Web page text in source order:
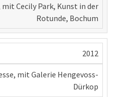
mit Cecily Park, Kunst in der
Rotunde, Bochum
2012
mit Galerie Hengevoss-
Dürkop